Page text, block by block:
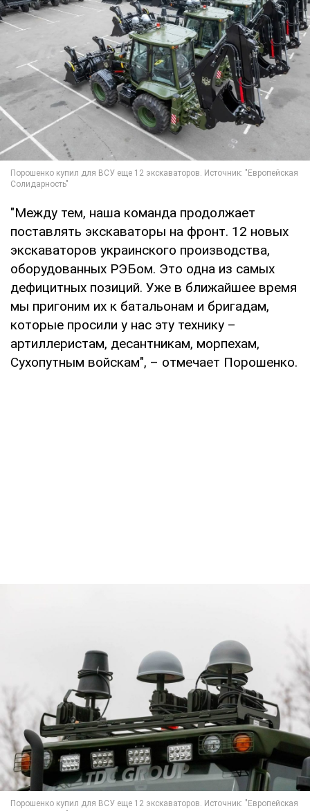
"Между тем, наша команда продолжает
поставлять экскаваторы на фронт. 12 новых
экскаваторов украинского производства,
оборудованных РЭБом. Это одна из самых
дефицитных позиций. Уже в ближайшее время
мы пригоним их к батальонам и бригадам,
которые просили у нас эту технику –
артиллеристам, десантникам, морпехам,
Сухопутным войскам", – отмечает Порошенко.